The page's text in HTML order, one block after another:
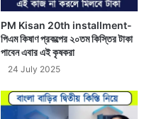
PM Kisan 20th installment-
পিএম কিষাণ প্রকল্পের ২০তম কিস্তির টাকা
পাবেন এবার এই কৃষকরা
24 July 2025